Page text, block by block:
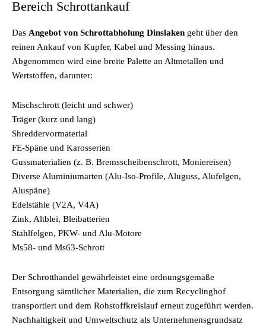
Bereich Schrottankauf
Das Angebot von Schrottabholung Dinslaken geht über den
reinen Ankauf von Kupfer, Kabel und Messing hinaus.
Abgenommen wird eine breite Palette an Altmetallen und
Wertstoffen, darunter:
Mischschrott (leicht und schwer)
Träger (kurz und lang)
Shreddervormaterial
FE-Späne und Karosserien
Gussmaterialien (z. B. Bremsscheibenschrott, Moniereisen)
Diverse Aluminiumarten (Alu-Iso-Profile, Aluguss, Alufelgen,
Aluspäne)
Edelstähle (V2A, V4A)
Zink, Altblei, Bleibatterien
Stahlfelgen, PKW- und Alu-Motore
Ms58- und Ms63-Schrott
Der Schrotthandel gewährleistet eine ordnungsgemäße
Entsorgung sämtlicher Materialien, die zum Recyclinghof
transportiert und dem Rohstoffkreislauf erneut zugeführt werden.
Nachhaltigkeit und Umweltschutz als Unternehmensgrundsatz